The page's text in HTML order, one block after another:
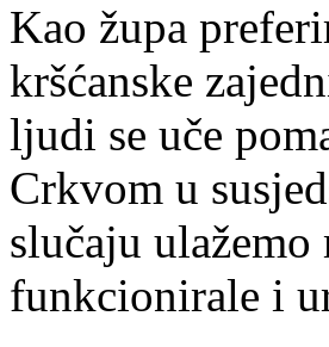
Kao župa
kršćanske
ljudi se uče
Crkvom u
slučaju
funkcionirale i